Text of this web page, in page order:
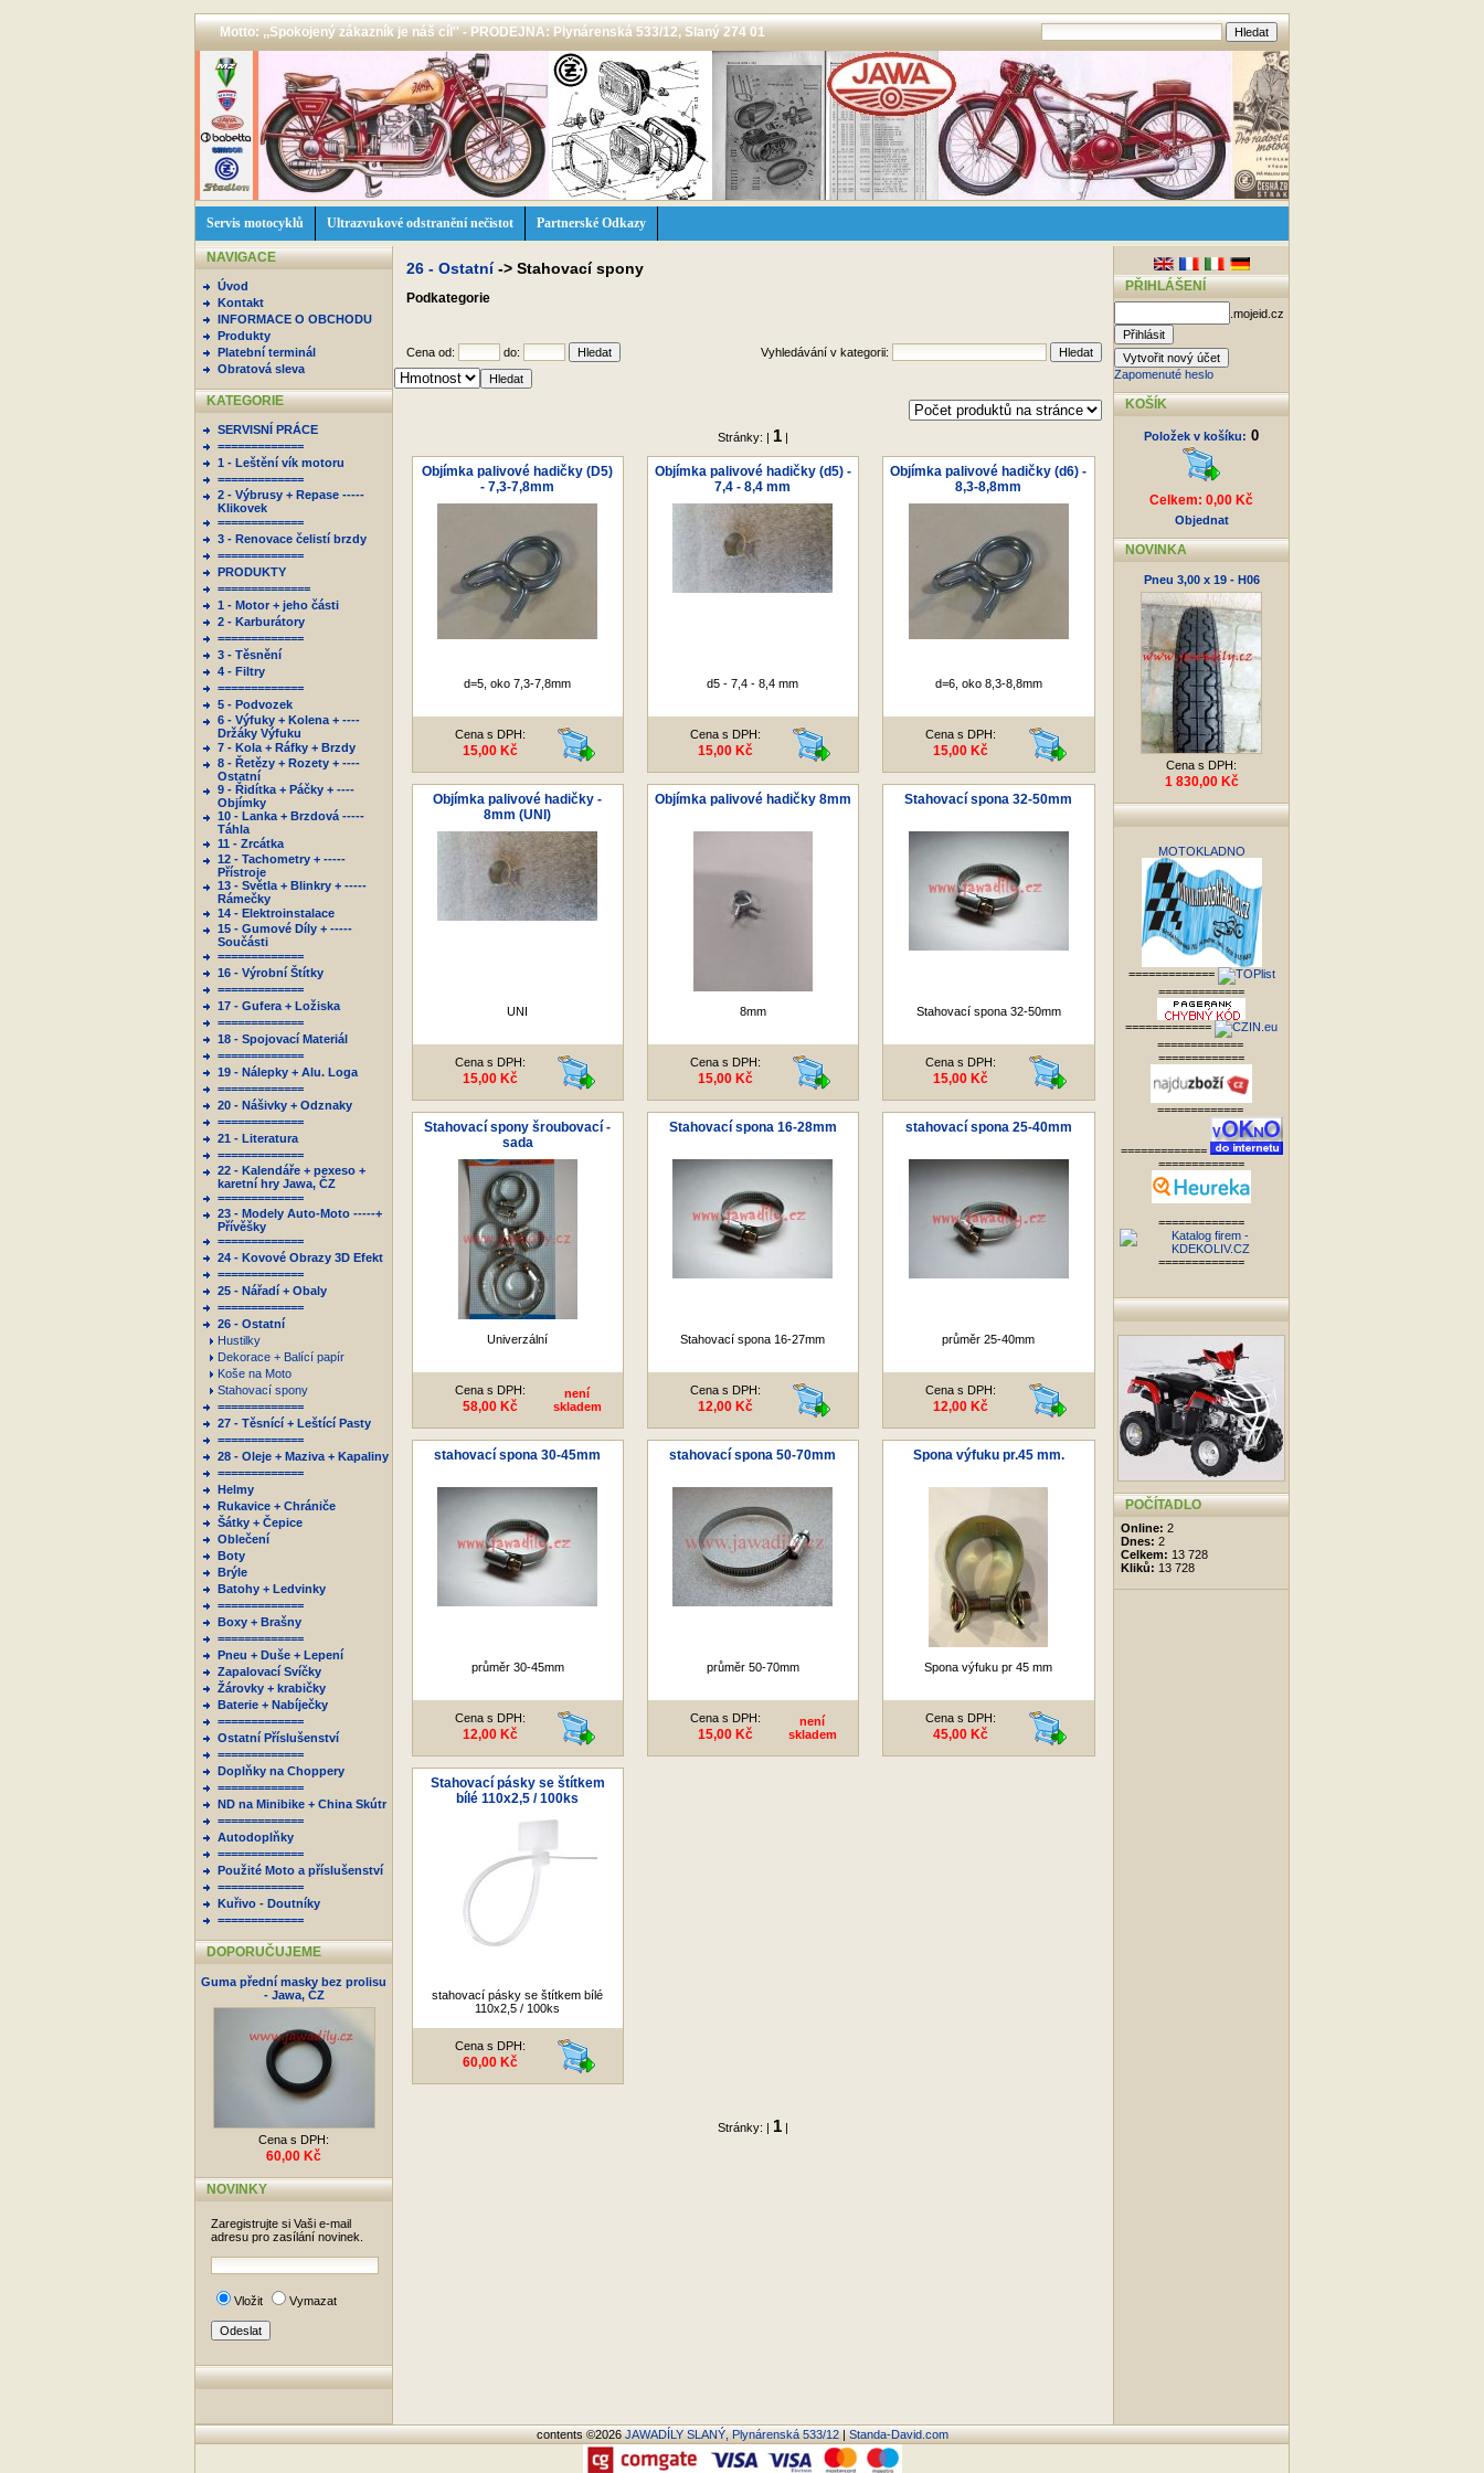
Motto: ,,Spokojený zákazník je náš cíl'' - PRODEJNA: Plynárenská 533/12, Slaný 274 01
Servis motocyklů Ultrazvukové odstranění nečistot Partnerské Odkazy
NAVIGACE
Úvod
Kontakt
INFORMACE O OBCHODU
Produkty
Platební terminál
Obratová sleva
KATEGORIE
SERVISNÍ PRÁCE
=============
1 - Leštění vík motoru
=============
2 - Výbrusy + Repase -----
Klikovek
=============
3 - Renovace čelistí brzdy
=============
PRODUKTY
==============
1 - Motor + jeho části
2 - Karburátory
=============
3 - Těsnění
4 - Filtry
=============
5 - Podvozek
6 - Výfuky + Kolena + ----
Držáky Výfuku
7 - Kola + Ráfky + Brzdy
8 - Řetězy + Rozety + ----
Ostatní
9 - Řidítka + Páčky + ----
Objímky
10 - Lanka + Brzdová -----
Táhla
11 - Zrcátka
12 - Tachometry + -----
Přístroje
13 - Světla + Blinkry + -----
Rámečky
14 - Elektroinstalace
15 - Gumové Díly + -----
Součásti
=============
16 - Výrobní Štítky
=============
17 - Gufera + Ložiska
=============
18 - Spojovací Materiál
=============
19 - Nálepky + Alu. Loga
=============
20 - Nášivky + Odznaky
=============
21 - Literatura
=============
22 - Kalendáře + pexeso +
karetní hry Jawa, ČZ
=============
23 - Modely Auto-Moto -----+
Přívěšky
=============
24 - Kovové Obrazy 3D Efekt
=============
25 - Nářadí + Obaly
=============
26 - Ostatní
Hustilky
Dekorace + Balící papír
Koše na Moto
Stahovací spony
=============
27 - Těsnící + Leštící Pasty
=============
28 - Oleje + Maziva + Kapaliny
=============
Helmy
Rukavice + Chrániče
Šátky + Čepice
Oblečení
Boty
Brýle
Batohy + Ledvinky
=============
Boxy + Brašny
=============
Pneu + Duše + Lepení
Zapalovací Svíčky
Žárovky + krabičky
Baterie + Nabíječky
=============
Ostatní Příslušenství
=============
Doplňky na Choppery
=============
ND na Minibike + China Skútr
=============
Autodoplňky
=============
Použité Moto a příslušenství
=============
Kuřivo - Doutníky
=============
DOPORUČUJEME
Guma přední masky bez prolisu
- Jawa, ČZ
Cena s DPH:
60,00 Kč
NOVINKY
Zaregistrujte si Vaši e-mail
adresu pro zasílání novinek.
Vložit Vymazat
26 - Ostatní-> Stahovací spony
Podkategorie
Cena od: do: Vyhledávání v kategorii:
Stránky: | 1 |
Objímka palivové hadičky (D5)
- 7,3-7,8mm
d=5, oko 7,3-7,8mm
Cena s DPH:
15,00 Kč
Objímka palivové hadičky (d5) -
7,4 - 8,4 mm
d5 - 7,4 - 8,4 mm
Cena s DPH:
15,00 Kč
Objímka palivové hadičky (d6) -
8,3-8,8mm
d=6, oko 8,3-8,8mm
Cena s DPH:
15,00 Kč
Objímka palivové hadičky -
8mm (UNI)
UNI
Cena s DPH:
15,00 Kč
Objímka palivové hadičky 8mm
8mm
Cena s DPH:
15,00 Kč
Stahovací spona 32-50mm
Stahovací spona 32-50mm
Cena s DPH:
15,00 Kč
Stahovací spony šroubovací -
sada
Univerzální
Cena s DPH:
58,00 Kč
není
skladem
Stahovací spona 16-28mm
Stahovací spona 16-27mm
Cena s DPH:
12,00 Kč
stahovací spona 25-40mm
průměr 25-40mm
Cena s DPH:
12,00 Kč
stahovací spona 30-45mm
průměr 30-45mm
Cena s DPH:
12,00 Kč
stahovací spona 50-70mm
průměr 50-70mm
Cena s DPH:
15,00 Kč
není
skladem
Spona výfuku pr.45 mm.
Spona výfuku pr 45 mm
Cena s DPH:
45,00 Kč
Stahovací pásky se štítkem
bílé 110x2,5 / 100ks
stahovací pásky se štítkem bílé
110x2,5 / 100ks
Cena s DPH:
60,00 Kč
Stránky: | 1 |
PŘIHLÁŠENÍ
.mojeid.cz
Zapomenuté heslo
KOŠÍK
Položek v košíku: 0
Celkem: 0,00 Kč
Objednat
NOVINKA
Pneu 3,00 x 19 - H06
Cena s DPH:
1 830,00 Kč
MOTOKLADNO
=============
=============
=============
=============
=============
=============
=============
=============
=============
=============
POČÍTADLO
Online: 2
Dnes: 2
Celkem: 13 728
Kliků: 13 728
contents ©2026JAWADÍLY SLANÝ, Plynárenská 533/12|Standa-David.com